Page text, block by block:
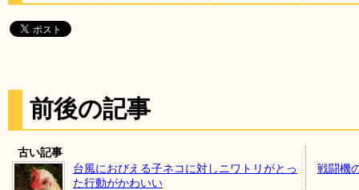
前後の記事
古い記事
台風におびえる子ネコに対しニワトリがとっ
た行動がかわいい
戦闘機